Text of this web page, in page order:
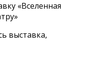
«Вселенная
выставка,